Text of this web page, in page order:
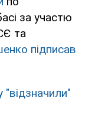
за участю
та
підписав